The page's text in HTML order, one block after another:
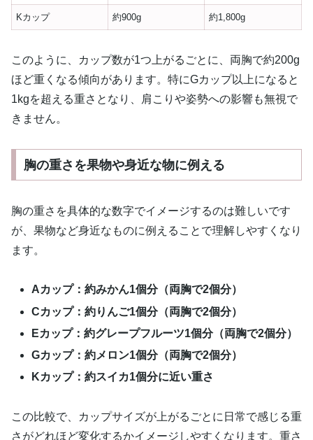
Kカップ 約900g 約1,800g
このように、カップ数が1つ上がるごとに、両胸で約200g
ほど重くなる傾向があります。特にGカップ以上になると
1kgを超える重さとなり、肩こりや姿勢への影響も無視で
きません。
胸の重さを果物や身近な物に例える
胸の重さを具体的な数字でイメージするのは難しいです
が、果物など身近なものに例えることで理解しやすくなり
ます。
Aカップ：約みかん1個分（両胸で2個分）
Cカップ：約りんご1個分（両胸で2個分）
Eカップ：約グレープフルーツ1個分（両胸で2個分）
Gカップ：約メロン1個分（両胸で2個分）
Kカップ：約スイカ1個分に近い重さ
この比較で、カップサイズが上がるごとに日常で感じる重
さがどれほど変化するかイメージしやすくなります。重さ